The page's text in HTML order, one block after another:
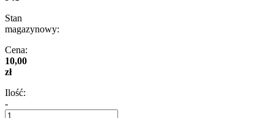
Stan
magazynowy:
Cena:
10,00
zł
Ilość:
-